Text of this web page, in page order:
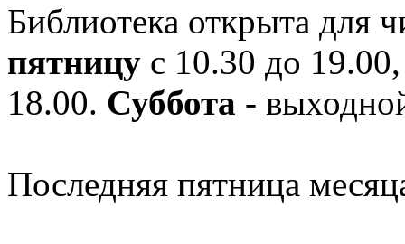
Библиотека открыта для
пятницу с 10.30 до
18.00. Суббота -
Последняя пятница